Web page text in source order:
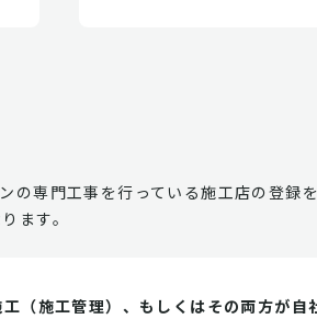
専門工事を行っている施工店の登録を
ます。
（施工管理）、もしくはその両方が自